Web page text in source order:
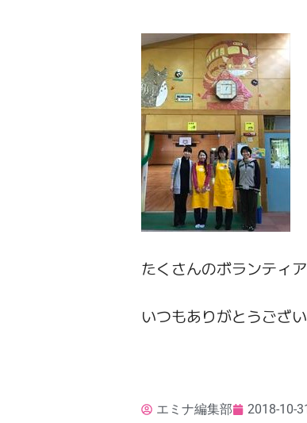
たくさんのボランティ
いつもありがとうござい
エミナ編集部 2018-10-